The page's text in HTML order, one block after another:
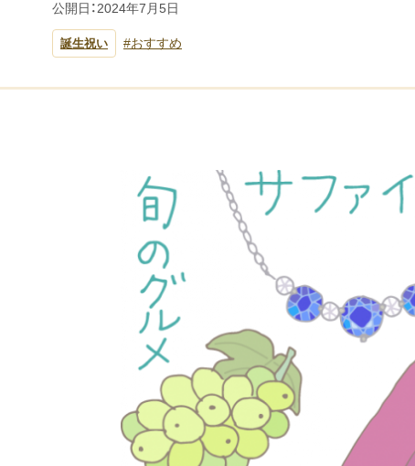
公開日：2024年7月5日
誕生祝い おすすめ